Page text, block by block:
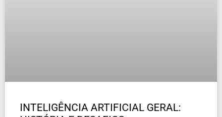
INTELIGÊNCIA ARTIFICIAL GERAL: